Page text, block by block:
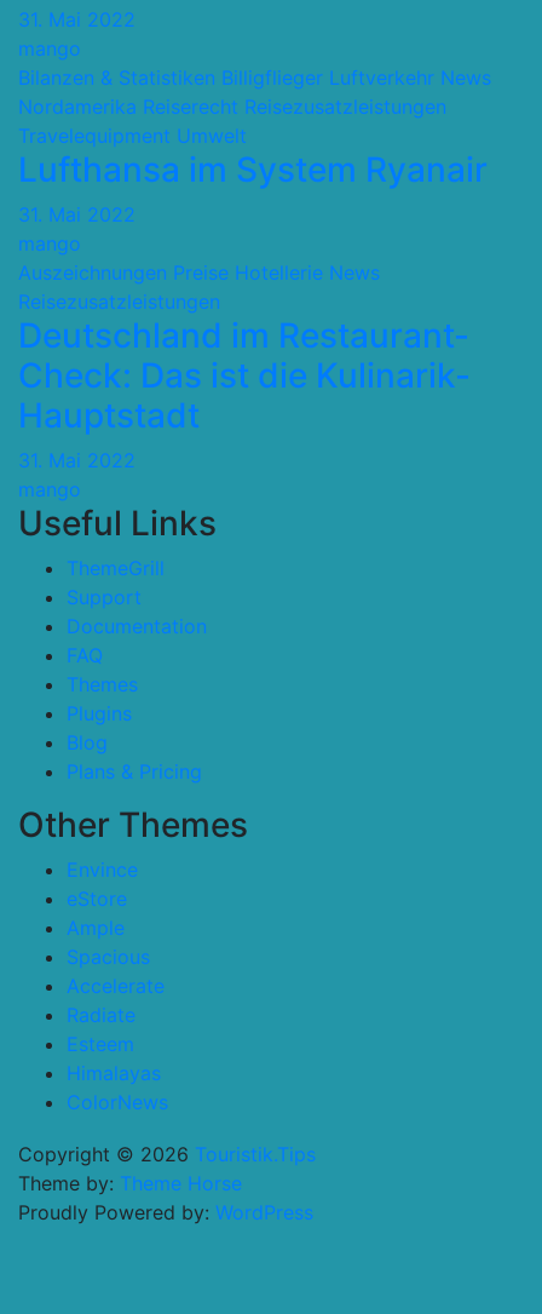
31. Mai 2022
mango
Bilanzen & Statistiken Billigflieger Luftverkehr News
Nordamerika Reiserecht Reisezusatzleistungen
Travelequipment Umwelt
Lufthansa im System Ryanair
31. Mai 2022
mango
Auszeichnungen Preise Hotellerie News
Reisezusatzleistungen
Deutschland im Restaurant-
Check: Das ist die Kulinarik-
Hauptstadt
31. Mai 2022
mango
Useful Links
ThemeGrill
Support
Documentation
FAQ
Themes
Plugins
Blog
Plans & Pricing
Other Themes
Envince
eStore
Ample
Spacious
Accelerate
Radiate
Esteem
Himalayas
ColorNews
Copyright © 2026 Touristik.Tips
Theme by: Theme Horse
Proudly Powered by: WordPress